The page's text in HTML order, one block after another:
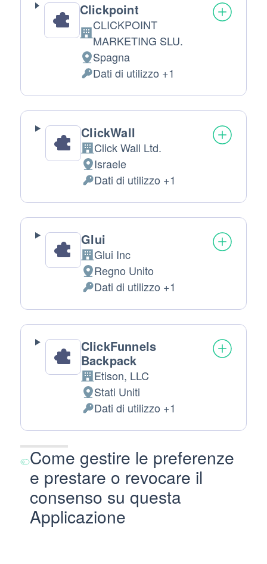
Clickpoint
Azienda:
CLICKPOINT
MARKETING SLU.
Luogo
del
trattamento:
Spagna
Dati
Personali
trattati:
Dati di utilizzo +1
ClickWall
Azienda:
Click Wall Ltd.
Luogo
del
trattamento:
Israele
Dati
Personali
trattati:
Dati di utilizzo +1
Glui
Azienda:
Glui Inc
Luogo
del
trattamento:
Regno Unito
Dati
Personali
trattati:
Dati di utilizzo +1
ClickFunnels
Backpack
Azienda:
Etison, LLC
Luogo
del
trattamento:
Stati Uniti
Dati
Personali
Dati di utilizzo +1
Come gestire le preferenze
e prestare o revocare il
consenso su questa
Applicazione